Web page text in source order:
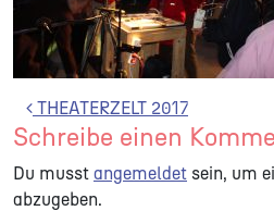
Beitrags-Navigation
THEATERZELT 2017
Schreibe einen
Du musst angemeldet sein, um
abzugeben.